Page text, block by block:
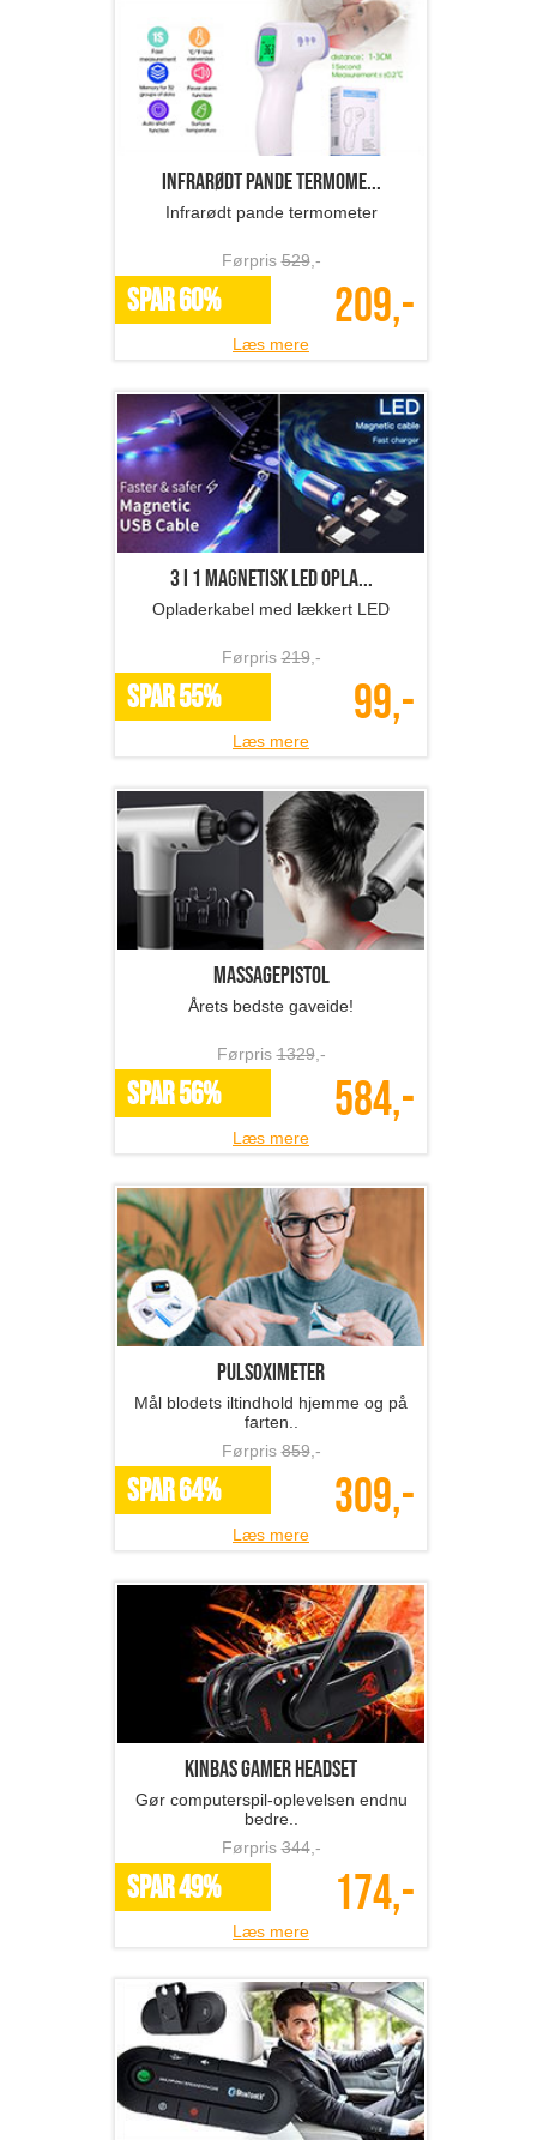
Infrarødt pande termome...
Infrarødt pande termometer
Førpris529,-
SPAR 60% 209,-
Læs mere
3 i 1 magnetisk LED opla...
Opladerkabel med lækkert LED
Førpris219,-
SPAR 55% 99,-
Læs mere
Massagepistol
Årets bedste gaveide!
Førpris1329,-
SPAR 56% 584,-
Læs mere
Pulsoximeter
Mål blodets iltindhold hjemme og på
farten..
Førpris859,-
SPAR 64% 309,-
Læs mere
Kinbas Gamer headset
Gør computerspil-oplevelsen endnu
bedre..
Førpris344,-
SPAR 49% 174,-
Læs mere